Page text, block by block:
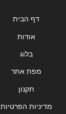
דף הבית
אודות
בלוג
מפת אתר
תקנון
מדיניות הפרטיות